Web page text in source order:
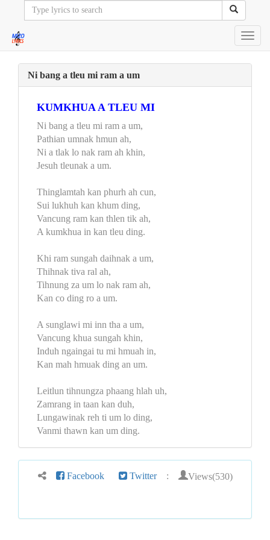
Ni bang a tleu mi ram a um
KUMKHUA A TLEU MI
Ni bang a tleu mi ram a um,
Pathian umnak hmun ah,
Ni a tlak lo nak ram ah khin,
Jesuh tleunak a um.
Thinglamtah kan phurh ah cun,
Sui lukhuh kan khum ding,
Vancung ram kan thlen tik ah,
A kumkhua in kan tleu ding.
Khi ram sungah daihnak a um,
Thihnak tiva ral ah,
Tihnung za um lo nak ram ah,
Kan co ding ro a um.
A sunglawi mi inn tha a um,
Vancung khua sungah khin,
Induh ngaingai tu mi hmuah in,
Kan mah hmuak ding an um.
Leitlun tihnungza phaang hlah uh,
Zamrang in taan kan duh,
Lungawinak reh ti um lo ding,
Vanmi thawn kan um ding.
Facebook Twitter : Views(530)